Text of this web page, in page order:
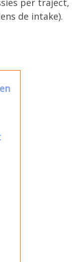
per traject,
de intake).